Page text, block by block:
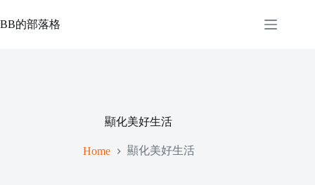
to
content
BB的部落格
顯化美好生活
Home 顯化美好生活